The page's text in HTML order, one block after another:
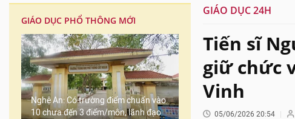
GIÁO DỤC PHỔ THÔNG MỚI
Nghệ An: Có trường điểm chuẩn vào
10 chưa đến 3 điểm/môn, lãnh đạo
GIÁO DỤC 24H
Tiến sĩ
giữ chức
Vinh
05/06/2026 20:54